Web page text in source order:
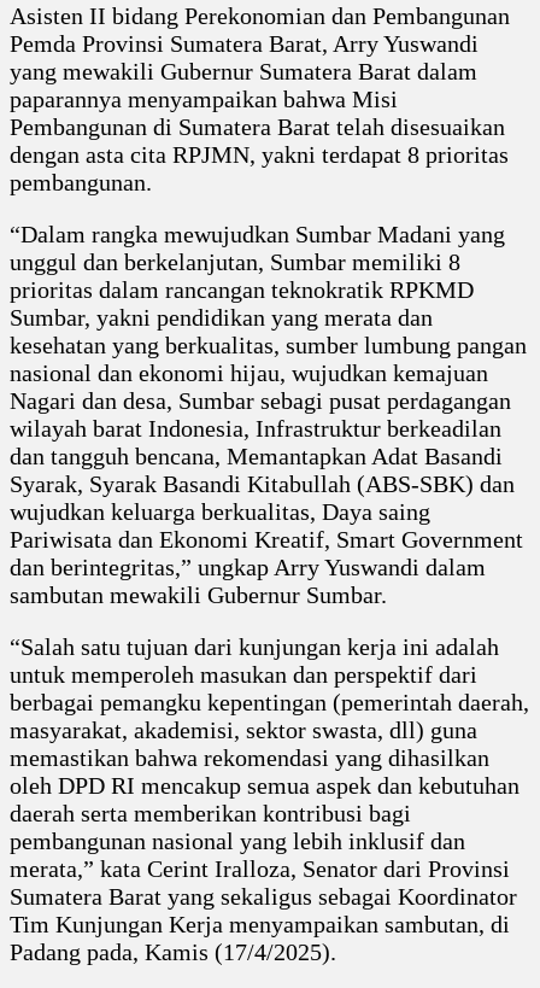
Asisten II bidang Perekonomian dan Pembangunan
Pemda Provinsi Sumatera Barat, Arry Yuswandi
yang mewakili Gubernur Sumatera Barat dalam
paparannya menyampaikan bahwa Misi
Pembangunan di Sumatera Barat telah disesuaikan
dengan asta cita RPJMN, yakni terdapat 8 prioritas
pembangunan.
“Dalam rangka mewujudkan Sumbar Madani yang
unggul dan berkelanjutan, Sumbar memiliki 8
prioritas dalam rancangan teknokratik RPKMD
Sumbar, yakni pendidikan yang merata dan
kesehatan yang berkualitas, sumber lumbung pangan
nasional dan ekonomi hijau, wujudkan kemajuan
Nagari dan desa, Sumbar sebagi pusat perdagangan
wilayah barat Indonesia, Infrastruktur berkeadilan
dan tangguh bencana, Memantapkan Adat Basandi
Syarak, Syarak Basandi Kitabullah (ABS-SBK) dan
wujudkan keluarga berkualitas, Daya saing
Pariwisata dan Ekonomi Kreatif, Smart Government
dan berintegritas,” ungkap Arry Yuswandi dalam
sambutan mewakili Gubernur Sumbar.
“Salah satu tujuan dari kunjungan kerja ini adalah
untuk memperoleh masukan dan perspektif dari
berbagai pemangku kepentingan (pemerintah daerah,
masyarakat, akademisi, sektor swasta, dll) guna
memastikan bahwa rekomendasi yang dihasilkan
oleh DPD RI mencakup semua aspek dan kebutuhan
daerah serta memberikan kontribusi bagi
pembangunan nasional yang lebih inklusif dan
merata,” kata Cerint Iralloza, Senator dari Provinsi
Sumatera Barat yang sekaligus sebagai Koordinator
Tim Kunjungan Kerja menyampaikan sambutan, di
Padang pada, Kamis (17/4/2025).